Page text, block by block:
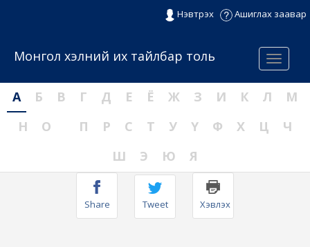
Нэвтрэх Ашиглах заавар
Menu
Монгол хэлний их тайлбар толь
А Б В Г Д Е Ё Ж З И К Л
М
Н
О П Р С Т У Ү Ф Х Ц
Ч
Ш
Э Ю Я
Share Tweet Хэвлэх